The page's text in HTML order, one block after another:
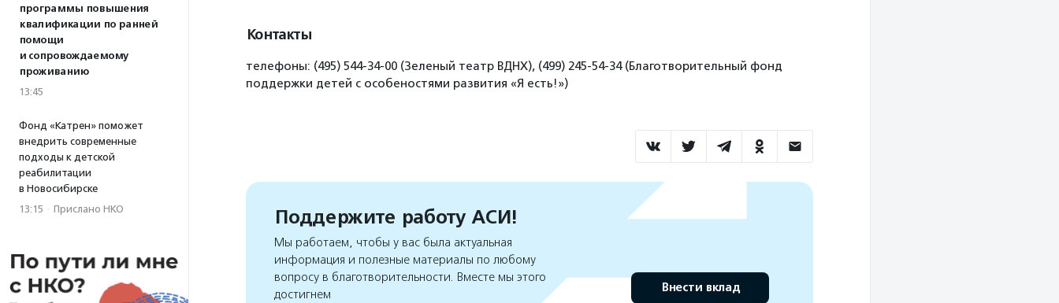
программы повышения
квалификации по ранней
помощи
и сопровождаемому
проживанию
13:45
Фонд «Катрен» поможет
внедрить современные
подходы к детской
реабилитации
в Новосибирске
13:15 · Прислано НКО
Контакты
телефоны: (495) 544-34-00 (Зеленый театр ВДНХ), (499) 245-54-34 (Благотворительный фонд
поддержки детей с особеностями развития «Я есть!»)
Поддержите работу АСИ!
Мы работаем, чтобы у вас была актуальная
информация и полезные материалы по любому
вопросу в благотворительности. Вместе мы этого
достигнем
Внести вклад